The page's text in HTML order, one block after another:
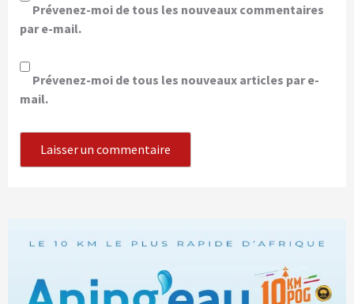
Prévenez-moi de tous les nouveaux commentaires
par e-mail.
Prévenez-moi de tous les nouveaux articles par e-
mail.